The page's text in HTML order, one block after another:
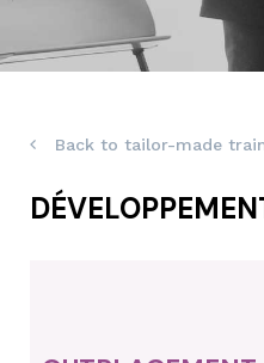
Back to tailor-made